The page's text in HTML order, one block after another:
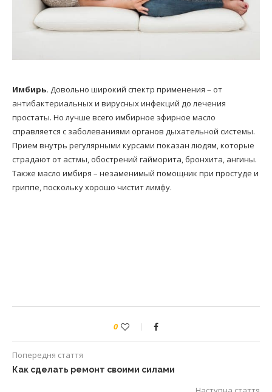
Имбирь. Довольно широкий спектр применения – от
антибактериальных и вирусных инфекций до лечения
простаты. Но лучше всего имбирное эфирное масло
справляется с заболеваниями органов дыхательной системы.
Прием внутрь регулярными курсами показан людям, которые
страдают от астмы, обострений гайморита, бронхита, ангины.
Также масло имбиря – незаменимый помощник при простуде и
гриппе, поскольку хорошо чистит лимфу.
0
Попередня стаття
Как сделать ремонт своими силами